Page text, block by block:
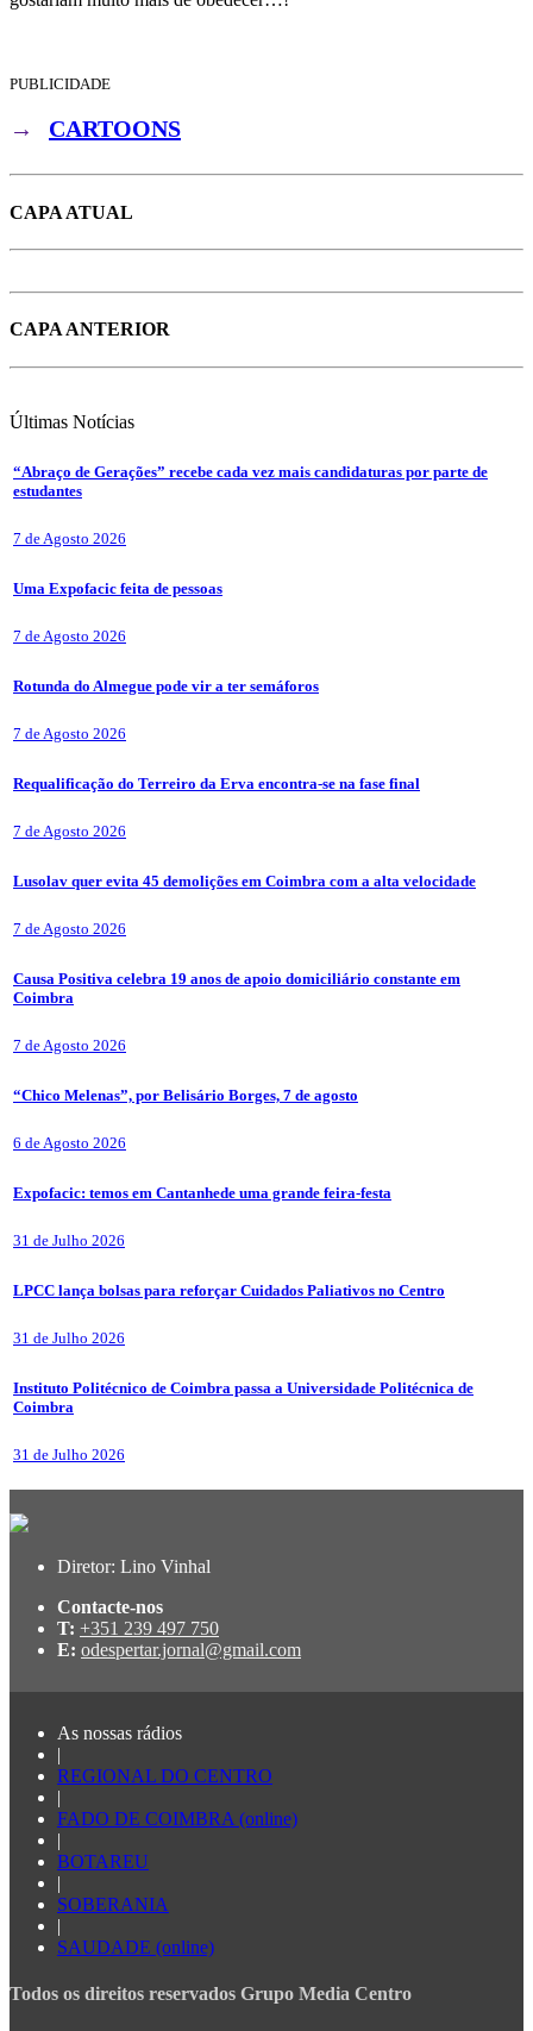
PUBLICIDADE
→ CARTOONS
CAPA ATUAL
CAPA ANTERIOR
Últimas Notícias
“Abraço de Gerações” recebe cada vez mais candidaturas por parte de
estudantes
7 de Agosto 2026
Uma Expofacic feita de pessoas
7 de Agosto 2026
Rotunda do Almegue pode vir a ter semáforos
7 de Agosto 2026
Requalificação do Terreiro da Erva encontra-se na fase final
7 de Agosto 2026
Lusolav quer evita 45 demolições em Coimbra com a alta velocidade
7 de Agosto 2026
Causa Positiva celebra 19 anos de apoio domiciliário constante em
Coimbra
7 de Agosto 2026
“Chico Melenas”, por Belisário Borges, 7 de agosto
6 de Agosto 2026
Expofacic: temos em Cantanhede uma grande feira-festa
31 de Julho 2026
LPCC lança bolsas para reforçar Cuidados Paliativos no Centro
31 de Julho 2026
Instituto Politécnico de Coimbra passa a Universidade Politécnica de
Coimbra
31 de Julho 2026
Diretor: Lino Vinhal
Contacte-nos
T: +351 239 497 750
E: odespertar.jornal@gmail.com
As nossas rádios
|
REGIONAL DO CENTRO
|
FADO DE COIMBRA (online)
|
BOTAREU
|
SOBERANIA
|
SAUDADE (online)
Todos os direitos reservados Grupo Media Centro